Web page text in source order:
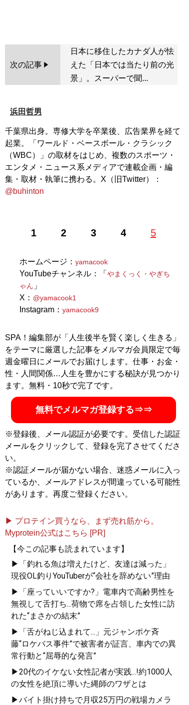
次の記事
日本に移住したカナダ人が怯
えた「日本では当たり前の光
景」。スーパーで聞...
浜田哲男
千葉県出身。専修大学を卒業後、広告業界を経て
起業。「ワールド・ベースボール・クラシック
（WBC）」の取材をはじめ、複数のスポーツ・
エンタメ・ニュース系メディアで連載企画・編
集・取材・執筆に携わる。X（旧Twitter）：
@buhinton
1 2 3 4 5
ホームページ： yamacook
YouTubeチャンネル：「 やまくっく・やぎち
ゃん 」
X： @yamacook1
Instagram： yamacook9
SPA！編集部が「人生後半を賢く楽しく生きる」
をテーマに厳選した記事をメルマガ会員限定で毎
週金曜日にメールでお届けします。仕事・お金・
性・人間関係…人生を豊かにする秘訣が見つかり
ます。無料・10秒で完了です。
無料でメルマガ登録する⇒⇒
※登録後、メール認証が必要です。受信した認証
メールをクリックして、登録を完了させてくださ
い。
※認証メールが届かない場合、迷惑メールに入っ
ているか、メールアドレスが間違っている可能性
があります。再度ご登録ください。
▶ プロテイン買うなら、まず売れ筋から。
Myprotein公式はこちら [PR]
【今この記事も読まれています】
▶「釣れる魚は増えたけど、友達は減った」
現役OL釣りYouTuberが“会社を辞めない”理由
▶「座っていいですか?」電車内で高齢男性を
無視して舌打ち...荷物で席を占領した女性に訪
れた“まさかの結末”
▶「舌がねじ込まれて...」元ジャンポケ斉
藤“ロケバス事件”で被害者が証言、車内での異
常行動と“屈辱的な発言”
▶20代のイケない女性記者が実践...!約1000人
の女性を絶頂に導いた縄師のワザとは
▶バイト掛け持ちで月収25万円の戦場カメラ